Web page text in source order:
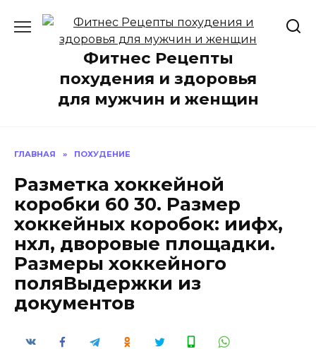
содержанию
Фитнес Рецепты
похудения и здоровья
для мужчин и женщин
ГЛАВНАЯ » ПОХУДЕНИЕ
Разметка хоккейной
коробки 60 30. Размер
хоккейных коробок: иифх,
нхл, дворовые площадки.
Размеры хоккейного
поляВыдержки из
документов